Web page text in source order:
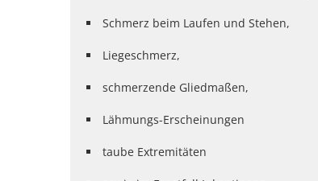
Schmerz beim Laufen und Stehen,
Liegeschmerz,
schmerzende Gliedmaßen,
Lähmungs-Erscheinungen
taube Extremitäten